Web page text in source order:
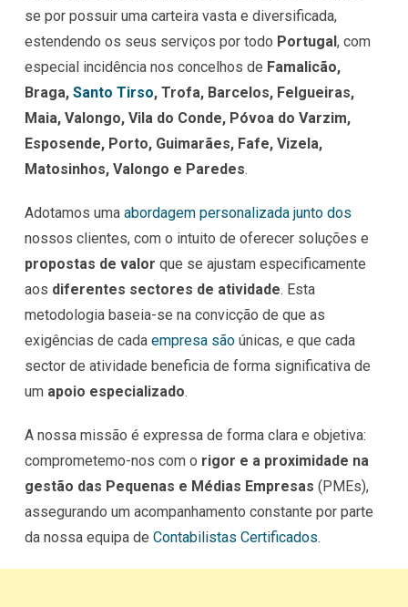
se por possuir uma carteira vasta e diversificada,
estendendo os seus serviços por todo Portugal, com
especial incidência nos concelhos de Famalicão,
Braga, Santo Tirso, Trofa, Barcelos, Felgueiras,
Maia, Valongo, Vila do Conde, Póvoa do Varzim,
Esposende, Porto, Guimarães, Fafe, Vizela,
Matosinhos, Valongo e Paredes.
Adotamos uma abordagem personalizada junto dos
nossos clientes, com o intuito de oferecer soluções e
propostas de valor que se ajustam especificamente
aos diferentes sectores de atividade. Esta
metodologia baseia-se na convicção de que as
exigências de cada empresa são únicas, e que cada
sector de atividade beneficia de forma significativa de
um apoio especializado.
A nossa missão é expressa de forma clara e objetiva:
comprometemo-nos com o rigor e a proximidade na
gestão das Pequenas e Médias Empresas (PMEs),
assegurando um acompanhamento constante por parte
da nossa equipa de Contabilistas Certificados.